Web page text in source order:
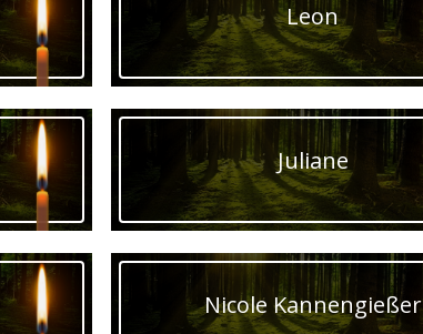
Leon
Juliane
Nicole Kannengießer